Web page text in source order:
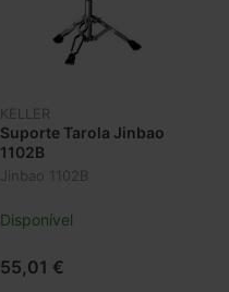
KELLER
Suporte Tarola Jinbao
1102B
Jinbao 1102B
Disponível
55,01 €